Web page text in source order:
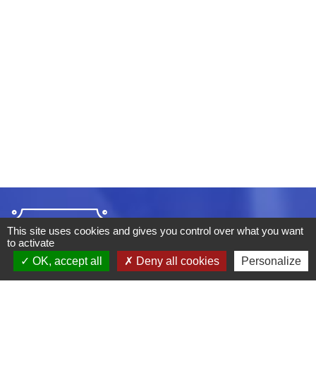
This site uses cookies and gives you control over what you want
to activate
OK, accept all
Deny all cookies Personalize